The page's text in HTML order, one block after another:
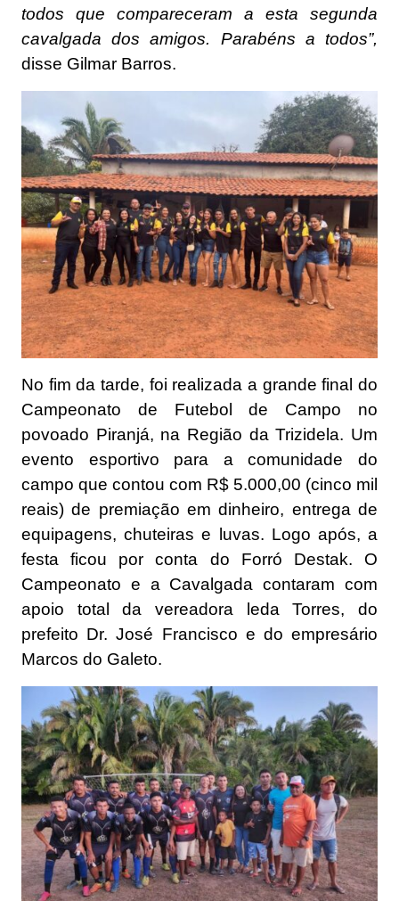
todos que compareceram a esta segunda
cavalgada dos amigos. Parabéns a todos”,
disse Gilmar Barros.
No fim da tarde, foi realizada a grande final do
Campeonato de Futebol de Campo no
povoado Piranjá, na Região da Trizidela. Um
evento esportivo para a comunidade do
campo que contou com R$ 5.000,00 (cinco mil
reais) de premiação em dinheiro, entrega de
equipagens, chuteiras e luvas. Logo após, a
festa ficou por conta do Forró Destak. O
Campeonato e a Cavalgada contaram com
apoio total da vereadora leda Torres, do
prefeito Dr. José Francisco e do empresário
Marcos do Galeto.